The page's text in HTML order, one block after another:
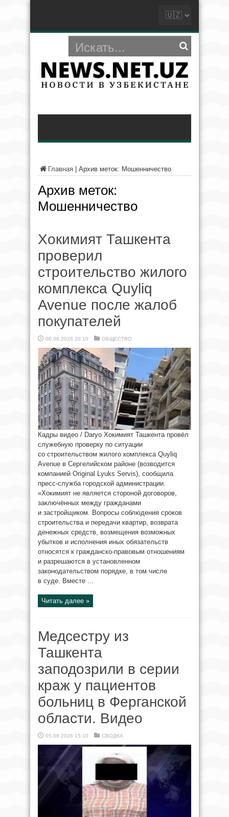
Главная Архив меток: Мошенничество
Архив меток:
Мошенничество
Хокимият Ташкента
проверил
строительство жилого
комплекса Quyliq
Avenue после жалоб
покупателей
06.08.2026 20:10 ОБЩЕСТВО
Кадры видео / Daryo Хокимият Ташкента провёл
служебную проверку по ситуации
со строительством жилого комплекса Quyliq
Avenue в Сергелийском районе (возводится
компанией Original Lyuks Servis), сообщила
пресс-служба городской администрации.
«Хокимият не является стороной договоров,
заключённых между гражданами
и застройщиком. Вопросы соблюдения сроков
строительства и передачи квартир, возврата
денежных средств, возмещения возможных
убытков и исполнения иных обязательств
относятся к гражданско-правовым отношениям
и разрешаются в установленном
законодательством порядке, в том числе
в суде. Вместе ...
Читать далее »
Медсестру из
Ташкента
заподозрили в серии
краж у пациентов
больниц в Ферганской
области. Видео
05.08.2026 15:10 СВОДКА